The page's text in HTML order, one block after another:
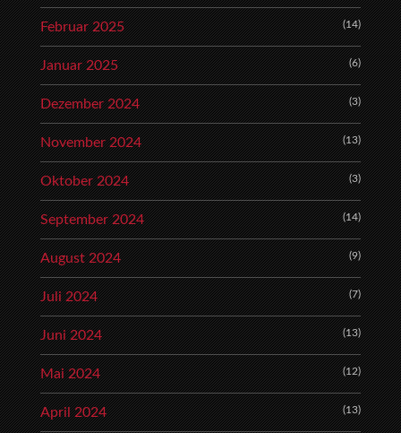
Februar 2025 (14)
Januar 2025 (6)
Dezember 2024 (3)
November 2024 (13)
Oktober 2024 (3)
September 2024 (14)
August 2024 (9)
Juli 2024 (7)
Juni 2024 (13)
Mai 2024 (12)
April 2024 (13)